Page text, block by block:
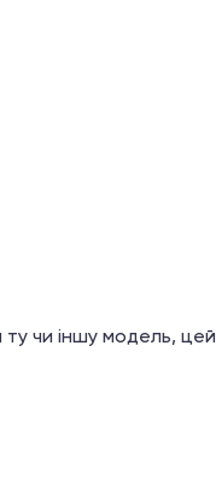
чи іншу модель, цей